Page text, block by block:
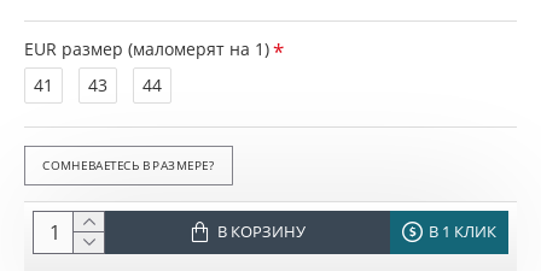
EUR размер (маломерят на 1)
41
43 44
В КОРЗИНУ В 1 КЛИК
СОМНЕВАЕТЕСЬ В РАЗМЕРЕ?